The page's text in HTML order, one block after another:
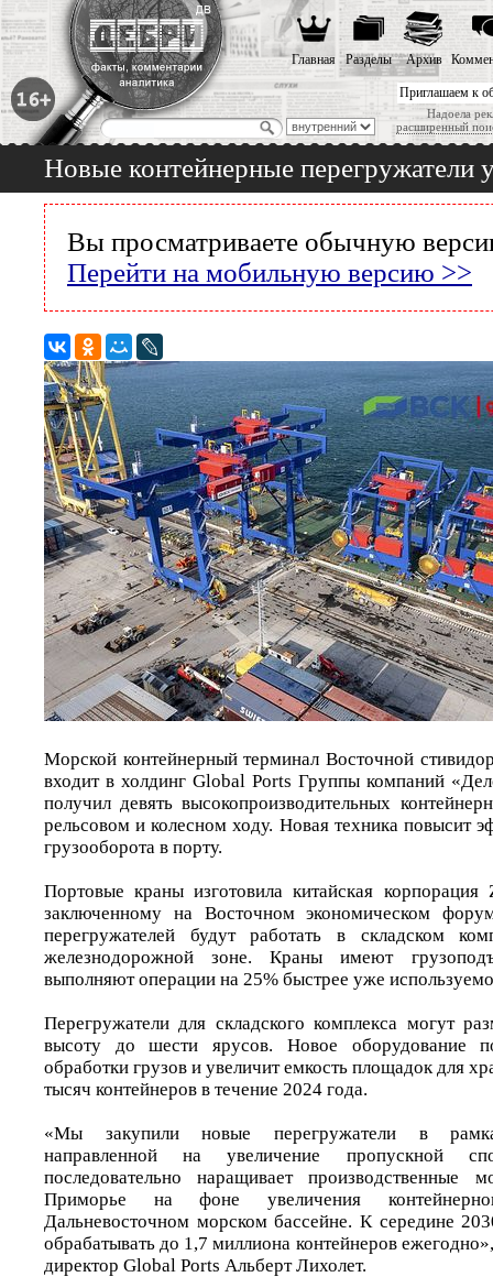
Приглашаем к
Надоела
расширенный
Главная Разделы Архив
Новые контейнерные
Вы просматриваете обычную
Перейти на мобильную версию >>
Морской контейнерный терминал Восточной
входит в холдинг Global Ports Группы компаний
получил девять высокопроизводительных
рельсовом и колесном ходу. Новая техника повысит
грузооборота в порту.
Портовые краны изготовила китайская
заключенному на Восточном экономическом
перегружателей будут работать в складском
железнодорожной зоне. Краны имеют
выполняют операции на 25% быстрее уже
Перегружатели для складского комплекса могут
высоту до шести ярусов. Новое оборудование
обработки грузов и увеличит емкость площадок для
тысяч контейнеров в течение 2024 года.
«Мы закупили новые перегружатели в
направленной на увеличение пропускной
последовательно наращивает производственные
Приморье на фоне увеличения
Дальневосточном морском бассейне. К середине
обрабатывать до 1,7 миллиона контейнеров
директор Global Ports Альберт Лихолет.